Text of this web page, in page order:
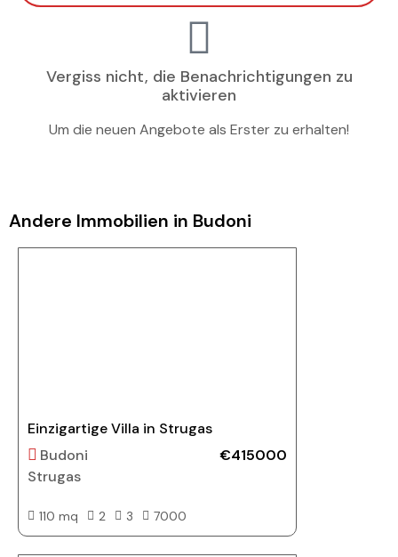
Vergiss nicht, die Benachrichtigungen zu
aktivieren
Um die neuen Angebote als Erster zu erhalten!
Andere Immobilien in Budoni
Einzigartige Villa in Strugas
Budoni
Strugas
€415000
110 mq 2 3 7000